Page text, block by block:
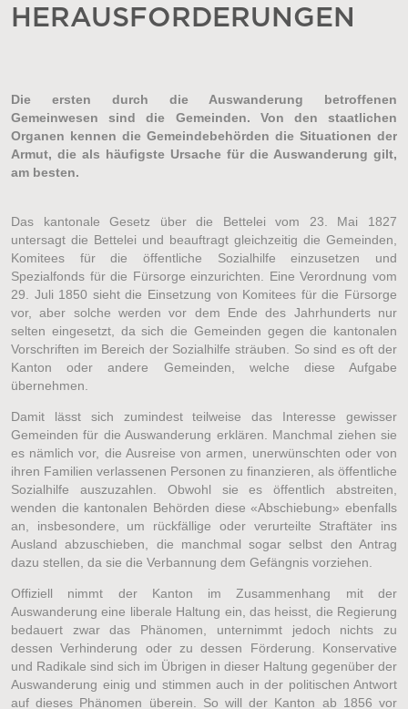
HERAUSFORDERUNGEN
Die ersten durch die Auswanderung betroffenen
Gemeinwesen sind die Gemeinden. Von den staatlichen
Organen kennen die Gemeindebehörden die Situationen der
Armut, die als häufigste Ursache für die Auswanderung gilt,
am besten.
Das kantonale Gesetz über die Bettelei vom 23. Mai 1827
untersagt die Bettelei und beauftragt gleichzeitig die Gemeinden,
Komitees für die öffentliche Sozialhilfe einzusetzen und
Spezialfonds für die Fürsorge einzurichten. Eine Verordnung vom
29. Juli 1850 sieht die Einsetzung von Komitees für die Fürsorge
vor, aber solche werden vor dem Ende des Jahrhunderts nur
selten eingesetzt, da sich die Gemeinden gegen die kantonalen
Vorschriften im Bereich der Sozialhilfe sträuben. So sind es oft der
Kanton oder andere Gemeinden, welche diese Aufgabe
übernehmen.
Damit lässt sich zumindest teilweise das Interesse gewisser
Gemeinden für die Auswanderung erklären. Manchmal ziehen sie
es nämlich vor, die Ausreise von armen, unerwünschten oder von
ihren Familien verlassenen Personen zu finanzieren, als öffentliche
Sozialhilfe auszuzahlen. Obwohl sie es öffentlich abstreiten,
wenden die kantonalen Behörden diese «Abschiebung» ebenfalls
an, insbesondere, um rückfällige oder verurteilte Straftäter ins
Ausland abzuschieben, die manchmal sogar selbst den Antrag
dazu stellen, da sie die Verbannung dem Gefängnis vorziehen.
Offiziell nimmt der Kanton im Zusammenhang mit der
Auswanderung eine liberale Haltung ein, das heisst, die Regierung
bedauert zwar das Phänomen, unternimmt jedoch nichts zu
dessen Verhinderung oder zu dessen Förderung. Konservative
und Radikale sind sich im Übrigen in dieser Haltung gegenüber der
Auswanderung einig und stimmen auch in der politischen Antwort
auf dieses Phänomen überein. So will der Kanton ab 1856 vor